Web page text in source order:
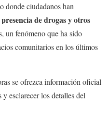
donde ciudadanos han
presencia de drogas y otros
un fenómeno que ha sido
comunitarios en los últimos
se ofrezca información oficial
esclarecer los detalles del